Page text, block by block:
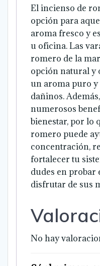
El incienso de
opción para
aroma fresco y
u oficina. Las
romero de la
opción natural y
un aroma puro
dañinos.
numerosos
bienestar, por lo
romero puede
concentración,
fortalecer tu
dudes en probar
disfrutar de sus
No hay